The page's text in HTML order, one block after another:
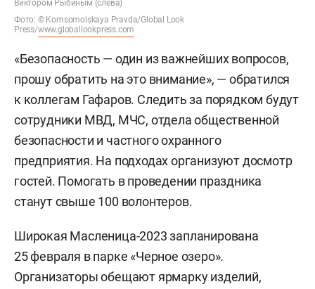
Виктором Рыбиным (слева)
Фото: © Komsomolskaya Pravda/Global Look
Press/www.globallookpress.com
«Безопасность — один из важнейших вопросов,
прошу обратить на это внимание», — обратился
к коллегам Гафаров. Следить за порядком будут
сотрудники МВД, МЧС, отдела общественной
безопасности и частного охранного
предприятия. На подходах организуют досмотр
гостей. Помогать в проведении праздника
станут свыше 100 волонтеров.
Широкая Масленица-2023 запланирована
25 февраля в парке «Черное озеро».
Организаторы обещают ярмарку изделий,